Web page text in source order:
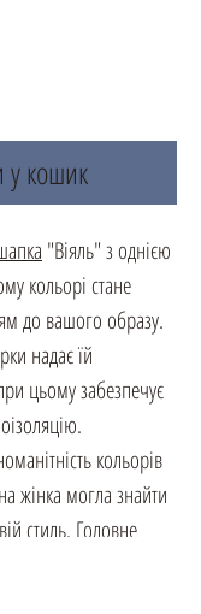
у кошик
"Віяль" з однією
кольорі стане
до вашого образу.
надає їй
цьому забезпечує
кольорів
жінка могла знайти
стиль. Головне